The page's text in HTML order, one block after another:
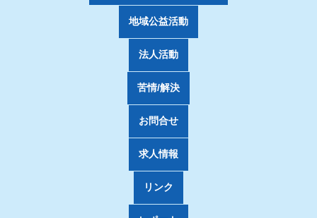
地域公益活動
法人活動
苦情/解決
お問合せ
求人情報
リンク